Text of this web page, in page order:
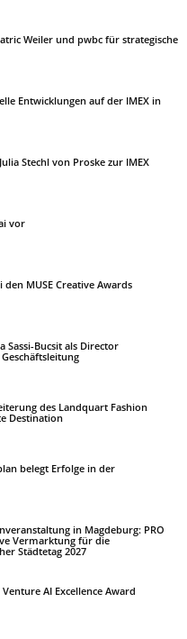
Weiler und pwbc für strategische
Entwicklungen auf der IMEX in
Stechl von Proske zur IMEX
vor
MUSE Creative Awards
Sassi-Bucsit als Director
des Landquart Fashion
Destination
belegt Erfolge in der
in Magdeburg: PRO
Vermarktung für die
Städtetag 2027
AI Excellence Award